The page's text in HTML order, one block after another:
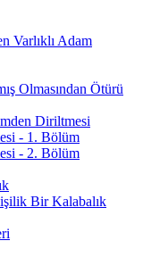
Varlıklı Adam
Olmasından Ötürü
Diriltmesi
- 1. Bölüm
- 2. Bölüm
Bir Kalabalık